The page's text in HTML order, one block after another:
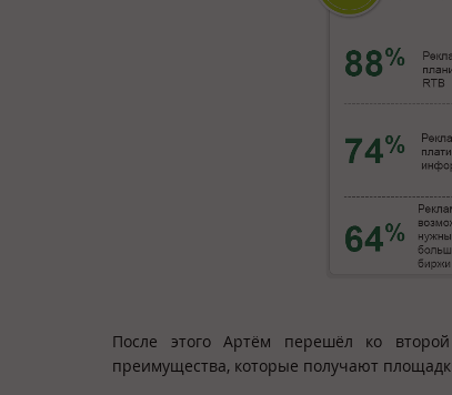
После этого Артём перешёл ко
преимущества, которые получают